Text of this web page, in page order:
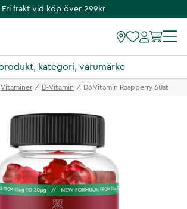
Fri frakt vid köp över 299kr
Vitaminer D-Vitamin D3 Vitamin Raspberry 60st